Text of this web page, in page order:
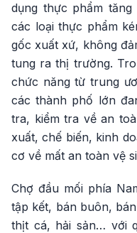
dụng thực phẩm
các loại thực phẩm
gốc xuất xứ, không
tung ra thị trường.
chức năng từ trung
các thành phố lớn
tra, kiểm tra về an
xuất, chế biến, kinh
cơ về mất an toàn vệ
Chợ đầu mối phía
tập kết, bán buôn,
thịt cá, hải sản… với